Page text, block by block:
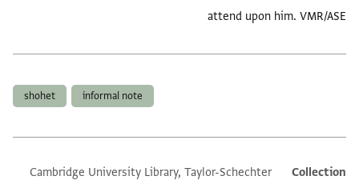
attend upon him. VMR/ASE
informal note
shohet
Additional metadata
Collection
Cambridge University Library, Taylor-Schechter